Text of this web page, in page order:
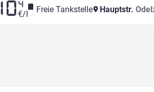
4
€/l Freie Tankstelle Hauptstr.